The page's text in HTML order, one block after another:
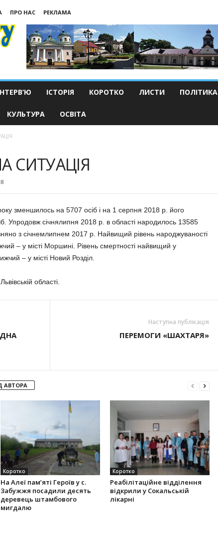
ПРО НАС
РЕКЛАМА
ІСТОРІЯ КОРОТКО ЛИСТИ ПОЛІТИКА
КУЛЬТУРА ОСВІТА
СИТУАЦІЯ
зменшилось на 5707 осіб і на 1 серпня 2018 р. його
Упродовж січнялипня 2018 р. в області народилось 13585
з січнемлипнем 2017 р. Найвищий рівень народжуваності
– у місті Моршині. Рівень смертності найвищий у
– у місті Новий Розділ.
області.
Наступна публікація
ПЕРЕМОГИ «ШАХТАРЯ»
АВТОРА
Коротко
На Алеї па­м’яті Героїв у с.
Забужжя поса­дили десять
деревець штамбо­вого
мигдалю
Коротко
Реабілітаційне відділення
відкрили у Сокальській
лікарні